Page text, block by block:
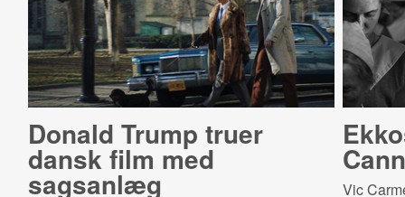
Donald Trump truer
dansk film med
sagsanlæg
Vic